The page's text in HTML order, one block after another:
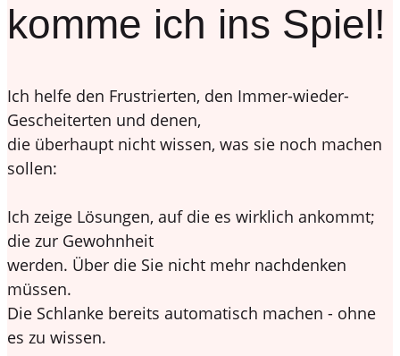
komme ich ins Spiel!
Ich helfe den Frustrierten, den Immer-wieder-
Gescheiterten und denen,
die überhaupt nicht wissen, was sie noch machen
sollen:
Ich zeige Lösungen, auf die es wirklich ankommt;
die zur Gewohnheit
werden. Über die Sie nicht mehr nachdenken
müssen.
Die Schlanke bereits automatisch machen - ohne
es zu wissen.